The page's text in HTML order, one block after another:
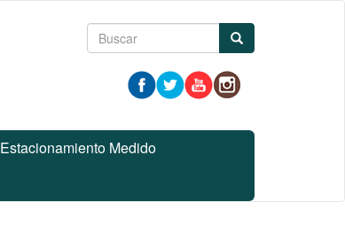
Formulario
búsqueda
Estacionamiento Medido